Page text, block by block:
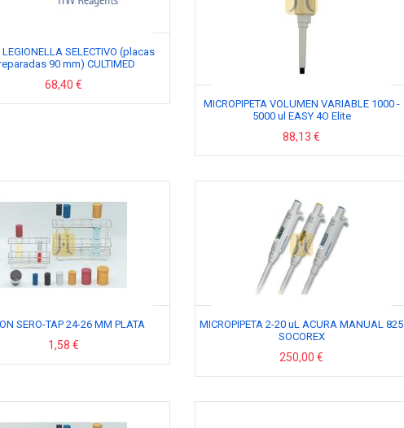
SELECTIVO (placas
90 mm) CULTIMED
68,40 €
MICROPIPETA VOLUMEN VARIABLE 1000 -
5000 ul EASY 4O Elite
88,13 €
SERO-TAP 24-26 MM PLATA
1,58 €
MICROPIPETA 2-20 uL ACURA MANUAL 825
SOCOREX
250,00 €